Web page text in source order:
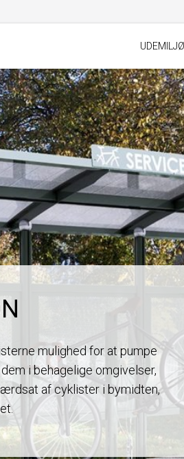
mulighed for at pumpe
i behagelige omgivelser,
af cyklister i bymidten,